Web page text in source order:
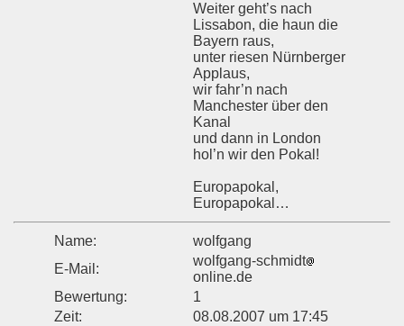
Weiter geht’s nach
Lissabon, die haun die
Bayern raus,
unter riesen Nürnberger
Applaus,
wir fahr’n nach
Manchester über den
Kanal
und dann in London
hol’n wir den Pokal!
Europapokal,
Europapokal…
Name:
wolfgang
E-Mail:
wolfgang-schmidt
online.de
Bewertung:
1
Zeit:
08.08.2007 um 17:45